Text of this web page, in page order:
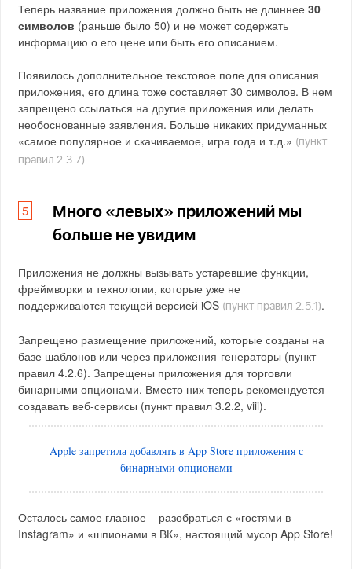
Теперь название приложения должно быть не длиннее30
символов (раньше было 50) и не может содержать
информацию о его цене или быть его описанием.
Появилось дополнительное текстовое поле для описания
приложения, его длина тоже составляет 30 символов. В нем
запрещено ссылаться на другие приложения или делать
необоснованные заявления. Больше никаких придуманных
«самое популярное и скачиваемое, игра года и т.д.» (пункт
правил 2.3.7).
Много «левых» приложений мы
больше не увидим
Приложения не должны вызывать устаревшие функции,
фреймворки и технологии, которые уже не
поддерживаются текущей версией iOS (пункт правил 2.5.1).
Запрещено размещение приложений, которые созданы на
базе шаблонов или через приложения-генераторы (пункт
правил 4.2.6). Запрещены приложения для торговли
бинарными опционами. Вместо них теперь рекомендуется
создавать веб-сервисы (пункт правил 3.2.2, viii).
Apple запретила добавлять в App Store приложения с
бинарными опционами
Осталось самое главное – разобраться с «гостями в
Instagram» и «шпионами в ВК», настоящий мусор App Store!